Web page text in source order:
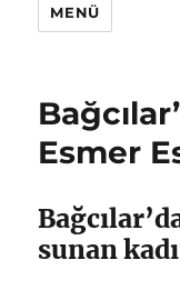
MENÜ
Esmer
sunan